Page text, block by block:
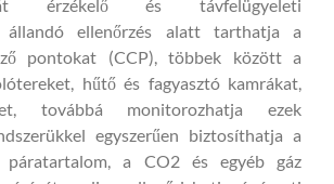
érzékelő és távfelügyeleti
állandó ellenőrzés alatt tarthatja a
pontokat (CCP), többek között a
hűtő és fagyasztó kamrákat,
továbbá monitorozhatja ezek
egyszerűen biztosíthatja a
páratartalom, a CO2 és egyéb gáz